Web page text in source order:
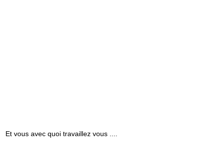
Et vous avec quoi travaillez vous ....